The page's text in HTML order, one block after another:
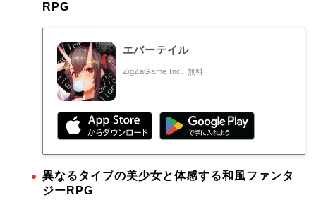
RPG
エバーテイル
ZigZaGame Inc. 無料
異なるタイプの美少女と体感する和風ファンタ
ジーRPG